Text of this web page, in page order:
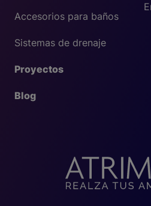
Accesorios para baños
Sistemas de drenaje
Proyectos
Blog